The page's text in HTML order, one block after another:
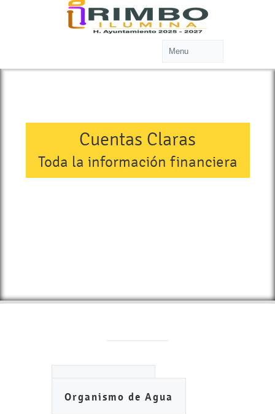
Cuentas Claras
Toda la información financiera
Organismo de Agua